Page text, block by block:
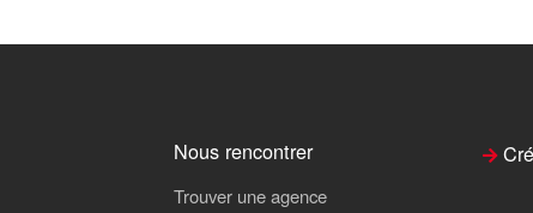
Nous rencontrer
Trouver une agence